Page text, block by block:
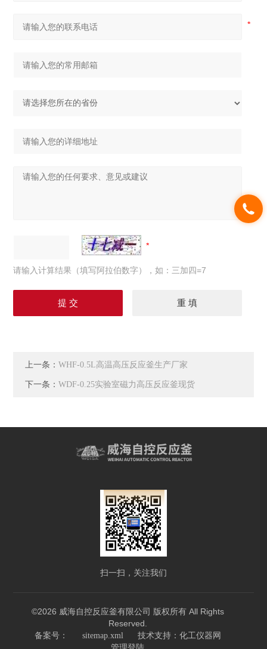
请输入计算结果（填写阿拉伯数字），如：三加四=7
上一条：WHF-0.5L高温高压反应釜生产厂家
下一条：WDF-0.25实验室磁力高压反应釜现货
扫一扫，关注我们
©2026 威海自控反应釜有限公司 版权所有 All Rights
Reserved.
备案号： sitemap.xml 技术支持： 化工仪器网